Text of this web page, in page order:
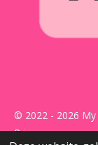
© 2022 - 2026 My
Privacy